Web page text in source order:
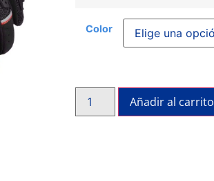
Color
Añadir al carrito